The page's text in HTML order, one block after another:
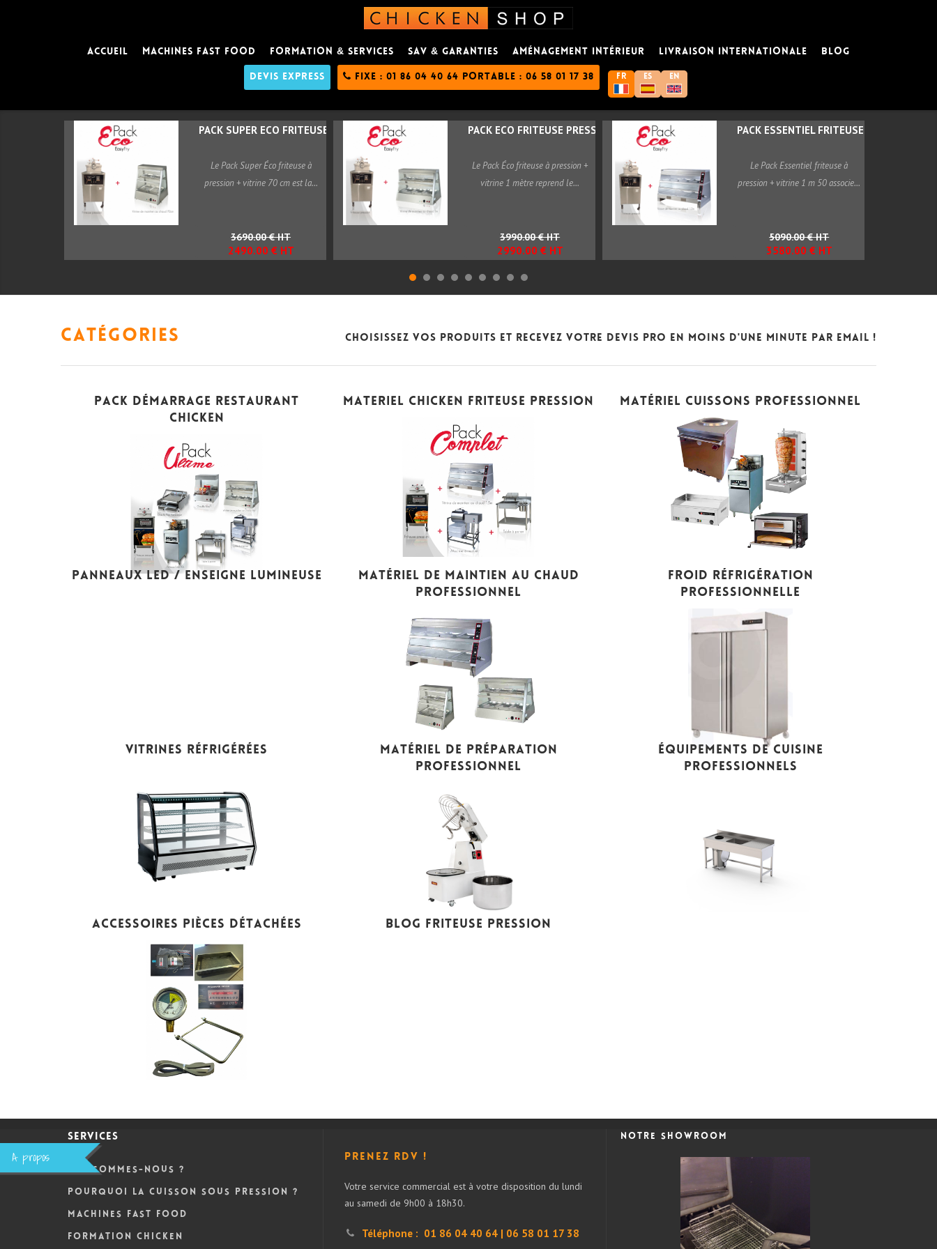
ACCUEIL MACHINES FAST FOOD FORMATION & SERVICES SAV & GARANTIES AMÉNAGEMENT INTÉRIEUR LIVRAISON INTERNATIONALE BLOG
DEVIS EXPRESS FIXE : 01 86 04 40 64 PORTABLE : 06 58 01 17 38 FR ES EN
PACK SUPER ECO FRITEUSE...
Le Pack Super Éco friteuse à
pression + vitrine 70 cm est la...
3690.00 € HT
2490.00 € HT
PACK ECO FRITEUSE PRESSION...
Le Pack Éco friteuse à pression +
vitrine 1 mètre reprend le...
3990.00 € HT
2990.00 € HT
PACK ESSENTIEL FRITEUSE...
Le Pack Essentiel friteuse à
pression + vitrine 1 m 50 associe...
5090.00 € HT
3580.00 € HT
Catégories Choisissez vos produits et recevez votre Devis Pro en moins d'une minute par Email !
PACK DÉMARRAGE RESTAURANT
CHICKEN
MATERIEL CHICKEN FRITEUSE PRESSION MATÉRIEL CUISSONS PROFESSIONNEL
PANNEAUX LED / ENSEIGNE LUMINEUSE
MATÉRIEL DE MAINTIEN AU CHAUD
PROFESSIONNEL
FROID RÉFRIGÉRATION
PROFESSIONNELLE
VITRINES RÉFRIGÉRÉES
MATÉRIEL DE PRÉPARATION
PROFESSIONNEL
ÉQUIPEMENTS DE CUISINE
PROFESSIONNELS
ACCESSOIRES PIÈCES DÉTACHÉES BLOG FRITEUSE PRESSION
Services
Qui sommes-nous ?
Pourquoi la cuisson sous pression ?
Machines Fast Food
Formation Chicken
Prenez RDV !
Votre service commercial est à votre disposition du lundi
au samedi de 9h00 à 18h30.
Téléphone : 01 86 04 40 64 | 06 58 01 17 38
Notre showroom
A propos